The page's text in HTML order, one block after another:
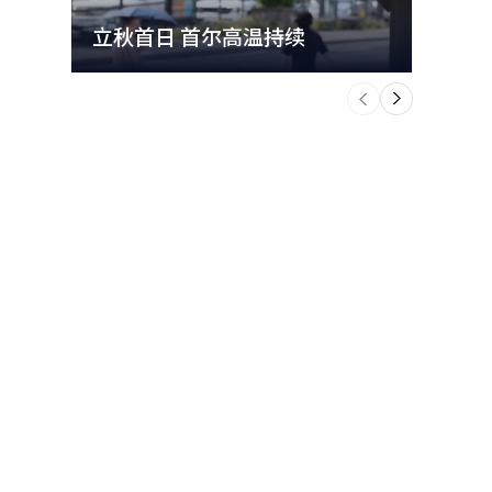
立秋首日 首尔高温持续
下
一
个